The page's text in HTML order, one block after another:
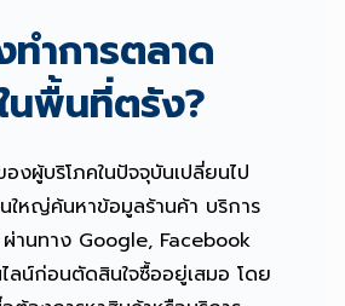
ทำการตลาด
นพื้นที่ตรัง?
งผู้บริโภคในปัจจุบันเปลี่ยนไป
ใหญ่ค้นหาข้อมูลร้านค้า บริการ
านทาง Google, Facebook
ลน์ก่อนตัดสินใจซื้ออยู่เสมอ โดย